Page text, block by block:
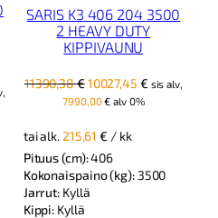
€.
SARIS K3 406 204 3500
2 HEAVY DUTY
KIPPIVAUNU
11390,38€Alkuperäinen
hinta
11390,38 €.
10027,45 €Nykyinen
sis alv,
7990,00€ alv 0%
tai alk. 215,61€ / kk
Pituus (cm):406
Kokonaispaino (kg): 3500
Jarrut: Kyllä
Kippi: Kyllä